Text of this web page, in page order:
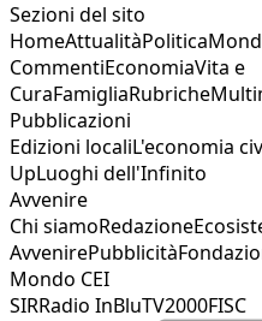
Sezioni del sito
HomeAttualitàPolitica
CommentiEconomiaVita e
CuraFamigliaRubriche
Pubblicazioni
Edizioni localiL'economia
UpLuoghi dell'Infinito
Avvenire
Chi siamoRedazione
AvvenirePubblicità
Mondo CEI
SIRRadio InBluTV2000FISC